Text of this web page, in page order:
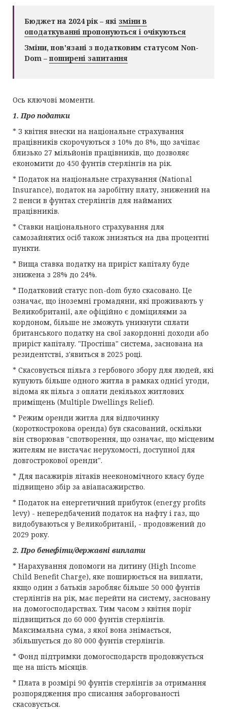
Бюджет на 2024 рік – які зміни в
оподаткуванні пропонуються і очікуються
Зміни, пов'язані з податковим статусом Non-
Dom –поширені запитання
Ось ключові моменти.
1. Про податки
* З квітня внески на національне страхування
працівників скорочуються з 10% до 8%, що зачіпає
близько 27 мільйонів працівників, що дозволяє
економити до 450 фунтів стерлінгів на рік.
* Податок на національне страхування (National
Insurance), податок на заробітну плату, знижений на
2 пенси в фунтах стерлінгів для найманих
працівників.
* Ставки національного страхування для
самозайнятих осіб також знизяться на два процентні
пункти.
* Вища ставка податку на приріст капіталу буде
знижена з 28% до 24%.
* Податковий статус non-dom було скасовано. Це
означає, що іноземні громадяни, які проживають у
Великобританії, але офіційно є доміцилями за
кордоном, більше не зможуть уникнути сплати
британського податку на свої закордонні доходи або
приріст капіталу. "Простіша" система, заснована на
резидентстві, з'явиться в 2025 році.
* Скасовується пільга з гербового збору для людей, які
купують більше одного житла в рамках однієї угоди,
відома як пільга з оплати декількох житлових
приміщень (Multiple Dwellings Relief).
* Режим оренди житла для відпочинку
(короткострокова оренда) був скасований, оскільки
він створював "спотворення, що означає, що місцевим
жителям не вистачає нерухомості, доступної для
довгострокової оренди".
* Для пасажирів літаків неекономічного класу буде
підвищено збір за авіапасажирство.
* Податок на енергетичний прибуток (energy profits
levy) - непередбачений податок на нафту і газ, що
видобуваються у Великобританії, - продовжений до
2029 року.
2. Про бенефіти/державні виплати
* Нарахування допомоги на дитину (High Income
Child Benefit Charge), яке поширюється на виплати,
якщо один з батьків заробляє більше 50 000 фунтів
стерлінгів на рік, має перейти на систему, засновану
на домогосподарствах. Тим часом з квітня поріг
підвищиться до 60 000 фунтів стерлінгів.
Максимальна сума, з якої вона знімається,
збільшується до 80 000 фунтів стерлінгів.
* Фонд підтримки домогосподарств продовжується
ще на шість місяців.
* Плата в розмірі 90 фунтів стерлінгів за отримання
розпорядження про списання заборгованості
скасовується.